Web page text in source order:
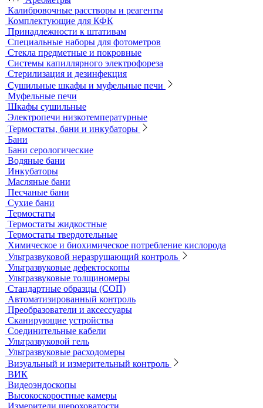
Сорбционные трубки
Оборудование для перемешивания
Общелабораторное оборудование LOIP
Продукция компании IKA Werke
Расходные материалы
Ареометры
Калибровочные расстворы и реагенты
Комплектующие для КФК
Принадлежности к штативам
Специальные наборы для фотометров
Стекла предметные и покровные
Системы капиллярного электрофореза
Стерилизация и дезинфекция
Сушильные шкафы и муфельные печи
Муфельные печи
Шкафы сушильные
Электропечи низкотемпературные
Термостаты, бани и инкубаторы
Бани
Бани серологические
Водяные бани
Инкубаторы
Масляные бани
Песчаные бани
Сухие бани
Термостаты
Термостаты жидкостные
Термостаты твердотельные
Химическое и биохимическое потребление кислорода
Ультразвуковой неразрушающий контроль
Ультразвуковые дефектоскопы
Ультразвуковые толщиномеры